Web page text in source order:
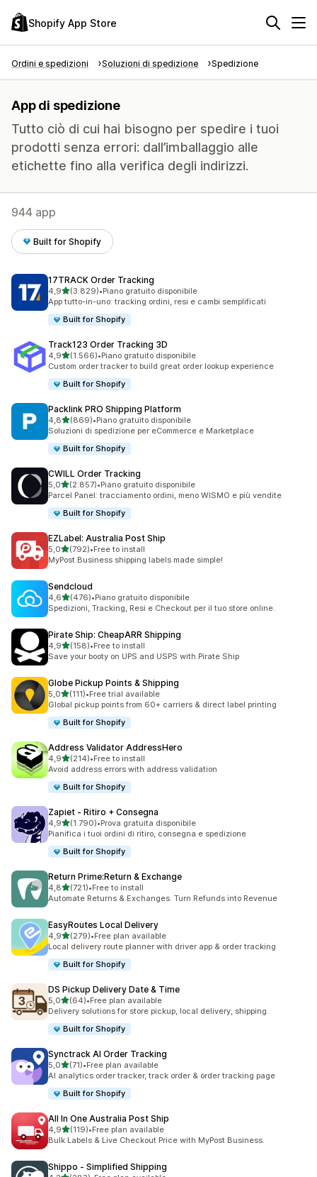
Shopify App Store
Ordini e spedizioni Soluzioni di spedizione Spedizione
App di spedizione
Tutto ciò di cui hai bisogno per spedire i tuoi
prodotti senza errori: dall’imballaggio alle
etichette fino alla verifica degli indirizzi.
944 app
Built for Shopify
17TRACK Order Tracking
4,9stelle su 5
(3.829)
3829 recensioni totali
•Piano gratuito disponibile
App tutto-in-uno: tracking ordini, resi e cambi semplificati
Built for Shopify
Track123 Order Tracking 3D
4,9stelle su 5
(1.566)
1566 recensioni totali
•Piano gratuito disponibile
Custom order tracker to build great order lookup experience
Built for Shopify
Packlink PRO Shipping Platform
4,8stelle su 5
(869)
869 recensioni totali
•Piano gratuito disponibile
Soluzioni di spedizione per eCommerce e Marketplace
Built for Shopify
CWILL Order Tracking
5,0stelle su 5
(2.857)
2857 recensioni totali
•Piano gratuito disponibile
Parcel Panel: tracciamento ordini, meno WISMO e più vendite
Built for Shopify
EZLabel: Australia Post Ship
5,0stelle su 5
(792)
792 recensioni totali
•Free to install
MyPost Business shipping labels made simple!
Sendcloud
4,6stelle su 5
(476)
476 recensioni totali
•Piano gratuito disponibile
Spedizioni, Tracking, Resi e Checkout per il tuo store online.
Pirate Ship: CheapARR Shipping
4,9stelle su 5
(158)
158 recensioni totali
•Free to install
Save your booty on UPS and USPS with Pirate Ship
Globe Pickup Points & Shipping
5,0stelle su 5
(111)
111 recensioni totali
•Free trial available
Global pickup points from 60+ carriers & direct label printing
Built for Shopify
Address Validator AddressHero
4,9stelle su 5
(214)
214 recensioni totali
•Free to install
Avoid address errors with address validation
Built for Shopify
Zapiet ‑ Ritiro + Consegna
4,9stelle su 5
(1.790)
1790 recensioni totali
•Prova gratuita disponibile
Pianifica i tuoi ordini di ritiro, consegna e spedizione
Built for Shopify
Return Prime:Return & Exchange
4,8stelle su 5
(721)
721 recensioni totali
•Free to install
Automate Returns & Exchanges. Turn Refunds into Revenue
EasyRoutes Local Delivery
4,9stelle su 5
(279)
279 recensioni totali
•Free plan available
Local delivery route planner with driver app & order tracking
Built for Shopify
DS Pickup Delivery Date & Time
5,0stelle su 5
(64)
64 recensioni totali
•Free plan available
Delivery solutions for store pickup, local delivery, shipping.
Built for Shopify
Synctrack AI Order Tracking
5,0stelle su 5
(71)
71 recensioni totali
•Free plan available
AI analytics order tracker, track order & order tracking page
Built for Shopify
All In One Australia Post Ship
4,9stelle su 5
(119)
119 recensioni totali
•Free plan available
Bulk Labels & Live Checkout Price with MyPost Business.
Shippo ‑ Simplified Shipping